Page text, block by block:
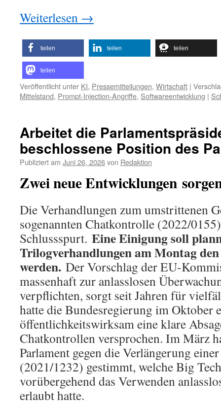
Weiterlesen →
teilen teilen teilen
teilen
Veröffentlicht unter KI, Pressemitteilungen, Wirtschaft |
Mittelstand, Prompt-Injection-Angriffe, Softwareentwicklung |
Arbeitet die
beschlossene Position des
Publiziert am Juni 26, 2026von Redaktion
Zwei neue Entwicklungen
Die Verhandlungen zum umstrittenen
sogenannten Chatkontrolle (2022/
Schlussspurt. Eine Einigung soll
Trilogverhandlungen am Montag
werden. Der Vorschlag der EU-
massenhaft zur anlasslosen
verpflichten, sorgt seit Jahren für
hatte die Bundesregierung im Oktober
öffentlichkeitswirksam eine klare
Chatkontrollen versprochen. Im März
Parlament gegen die Verlängerung
(2021/1232) gestimmt, welche Big
vorübergehend das Verwenden
erlaubt hatte.